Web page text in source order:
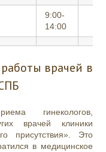
9:00-
14:00
врачей в
гинекологов,
врачей клиники
присутствия». Это
в медицинское